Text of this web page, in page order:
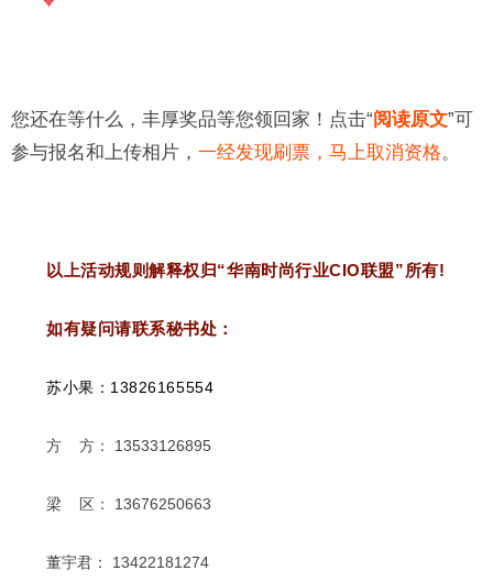
您还在等什么，丰厚奖品等您领回家！点击“阅读原文”可
参与报名和上传相片， 一经发现刷票，马上取消资格。
以上活动规则解释权归“华南时尚行业CIO联盟”所有!
如有疑问请联系秘书处：
苏小果： 13826165554
方 方： 13533126895
梁 区： 13676250663
董宇君： 13422181274